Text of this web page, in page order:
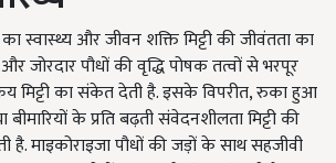
का स्वास्थ्य और जीवन शक्ति मिट्टी की जीवंतता का
जोरदार पौधों की वृद्धि पोषक तत्वों से भरपूर
मिट्टी का संकेत देती है. इसके विपरीत, रुका हुआ
बीमारियों के प्रति बढ़ती संवेदनशीलता मिट्टी की
माइकोराइजा पौधों की जड़ों के साथ सहजीवी